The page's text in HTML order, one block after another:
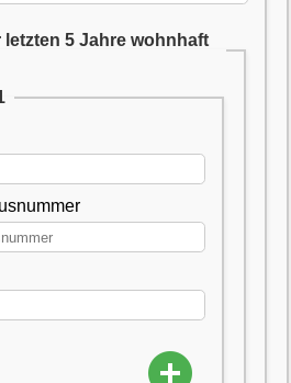
letzten 5 Jahre wohnhaft